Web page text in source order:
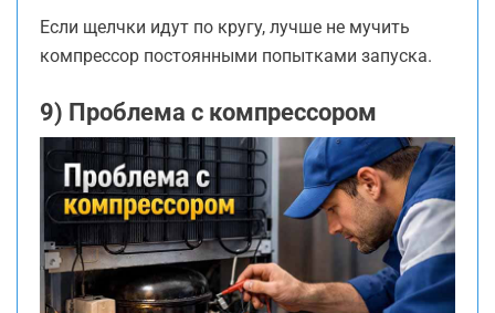
Если щелчки идут по кругу, лучше не мучить
компрессор постоянными попытками запуска.
9) Проблема с компрессором